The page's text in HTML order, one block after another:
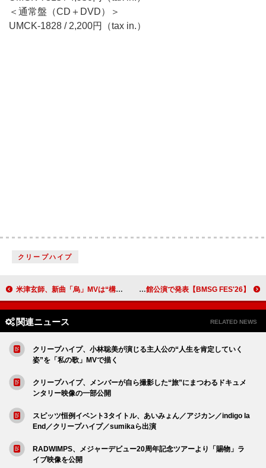
＜通常盤（CD＋DVD）＞
UMCK-1828 / 2,200円（tax in.）
クリープハイプ
米津玄師、新曲「烏」MVは“構造の内側にある個人の在り方”と響き合う映像作品 【BMSG FES'26】お台場で3DAYS開催、SKY-HI日本武道館公演で発表
関連ニュース RELATED NEWS
クリープハイプ、小林聡美が演じる主人公の“人生を肯定していく
姿”を「私の歌」MVで描く
クリープハイプ、メンバーが自ら撮影した“旅”にまつわるドキュメ
ンタリー映像の一部公開
スピッツ恒例イベント3タイトル、あいみょん／アジカン／indigo la
End／クリープハイプ／sumikaら出演
RADWIMPS、メジャーデビュー20周年記念ツアーより「賜物」ラ
イブ映像を公開